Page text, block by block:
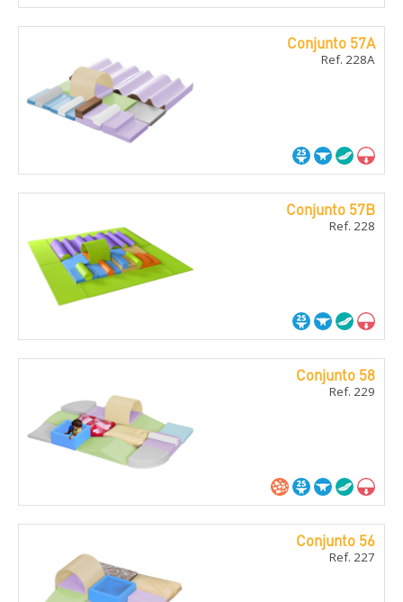
Conjunto 57A
Ref. 228A
Conjunto 57B
Ref. 228
Conjunto 58
Ref. 229
Conjunto 56
Ref. 227